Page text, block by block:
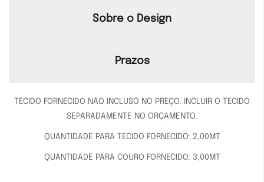
Sobre o Design
Prazos
TECIDO FORNECIDO NÃO INCLUSO NO PREÇO. INCLUIR O TECIDO
SEPARADAMENTE NO ORÇAMENTO.
QUANTIDADE PARA TECIDO FORNECIDO: 2,00MT
QUANTIDADE PARA COURO FORNECIDO: 3,00MT